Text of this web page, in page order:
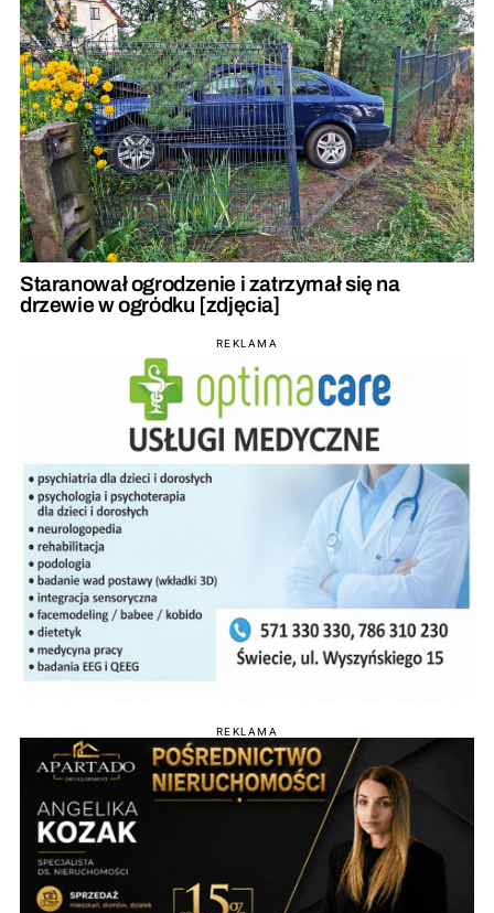
Staranował ogrodzenie i zatrzymał się na
drzewie w ogródku [zdjęcia]
REKLAMA
REKLAMA